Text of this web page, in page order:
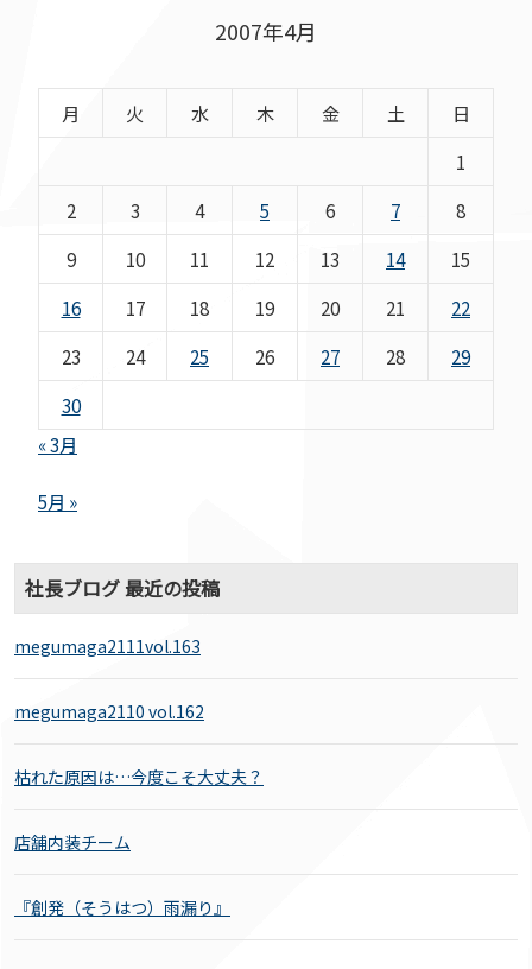
2007年4月
月 火 水 木 金 土
日
1
2
3 4 5 6 7
8
9
10 11 12 13 14
15
16
17 18 19 20 21
22
23
24 25 26 27 28
29
30
« 3月
5月 »
社長ブログ 最近の投稿
megumaga2111vol.163
megumaga2110 vol.162
枯れた原因は…今度こそ大丈夫？
店舗内装チーム
『創発（そうはつ）雨漏り』